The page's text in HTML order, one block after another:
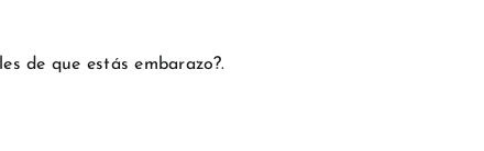
de que estás embarazo?.